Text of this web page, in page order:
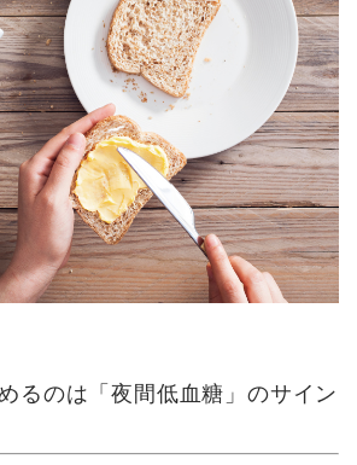
るのは「夜間低血糖」のサイン